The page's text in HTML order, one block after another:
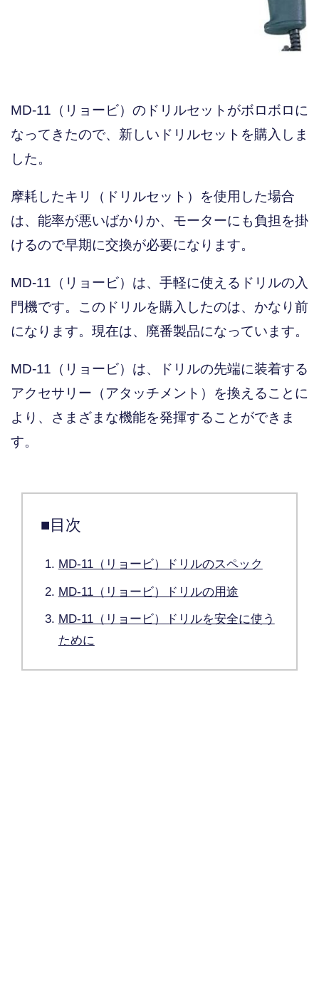
MD-11（リョービ）のドリルセットがボロボロに
なってきたので、新しいドリルセットを購入しま
した。
摩耗したキリ（ドリルセット）を使用した場合
は、能率が悪いばかりか、モーターにも負担を掛
けるので早期に交換が必要になります。
MD-11（リョービ）は、手軽に使えるドリルの入
門機です。このドリルを購入したのは、かなり前
になります。現在は、廃番製品になっています。
MD-11（リョービ）は、ドリルの先端に装着する
アクセサリー（アタッチメント）を換えることに
より、さまざまな機能を発揮することができま
す。
■目次
MD-11（リョービ）ドリルのスペック
MD-11（リョービ）ドリルの用途
MD-11（リョービ）ドリルを安全に使う
ために